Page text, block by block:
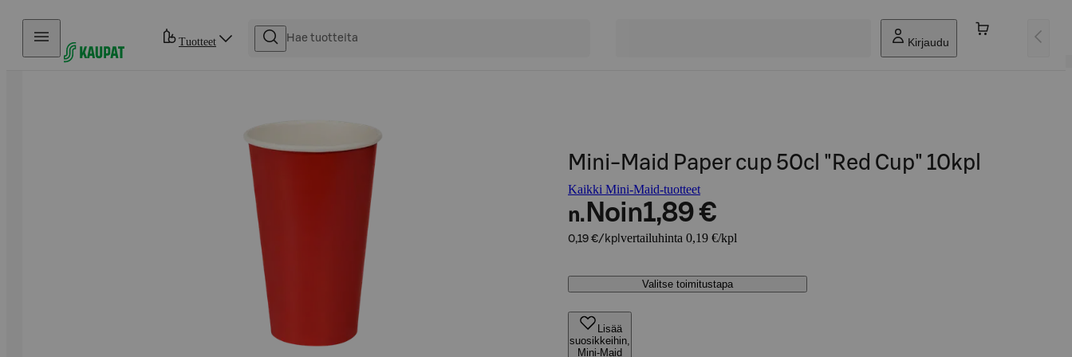
Hyppää sisältöön
Tuotteet Kirjaudu
Mini-Maid Paper cup 50cl "Red Cup" 10kpl
Kaikki Mini-Maid-tuotteet
n. Noin1,89 €
0,19 €/kpl vertailuhinta 0,19 €/kpl
Valitse toimitustapa
Lisää
suosikkeihin,
Mini-Maid